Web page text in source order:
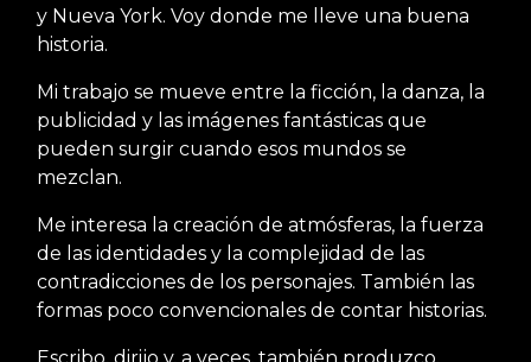
y Nueva York. Voy donde me lleve una buena
historia.
Mi trabajo se mueve entre la ficción, la danza, la
publicidad y las imágenes fantásticas que
pueden surgir cuando esos mundos se
mezclan.
Me interesa la creación de atmósferas, la fuerza
de las identidades y la complejidad de las
contradicciones de los personajes. También las
formas poco convencionales de contar historias.